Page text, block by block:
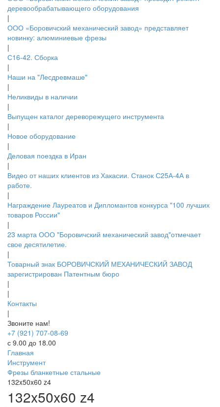
деревообрабатывающего оборудования
|
ООО «Боровичский механический завод» представляет
новинку: алюминиевые фрезы
|
С16-42. Сборка
|
Наши на "Лесдревмаше"
|
Неликвиды в наличии
|
Выпущен каталог дереворежущего инструмента
|
Новое оборудование
|
Деловая поездка в Иран
|
Видео от наших клиентов из Хакасии. Станок С25А-4А в
работе.
|
Награждение Лауреатов и Дипломантов конкурса "100 лучших
товаров России"
|
23 марта ООО "Боровичский механический завод"отмечает
свое десятилетие.
|
Товарный знак БОРОВИЧСКИЙ МЕХАНИЧЕСКИЙ ЗАВОД
зарегистрирован Патентным бюро
|
|
Контакты
|
Звоните нам!
+7 (921) 707-08-69
с 9.00 до 18.00
Главная
Инструмент
Фрезы бланкетные стальные
132x50x60 z4
132x50x60 z4